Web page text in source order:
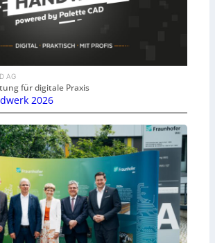
AG
für digitale Praxis
2026